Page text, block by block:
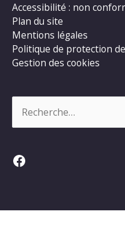
Accessibilité : non
Plan du site
Mentions légales
Politique de protection
Gestion des cookies
Facebook